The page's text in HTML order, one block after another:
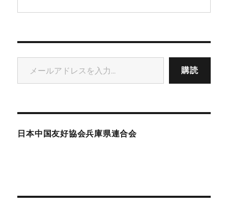
メールアドレスを入力...
購読
日本中国友好協会兵庫県連合会